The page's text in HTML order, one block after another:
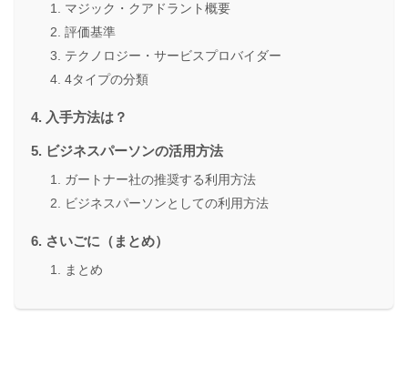
マジック・クアドラント概要
評価基準
テクノロジー・サービスプロバイダー
4タイプの分類
入手方法は？
ビジネスパーソンの活用方法
ガートナー社の推奨する利用方法
ビジネスパーソンとしての利用方法
さいごに（まとめ）
まとめ